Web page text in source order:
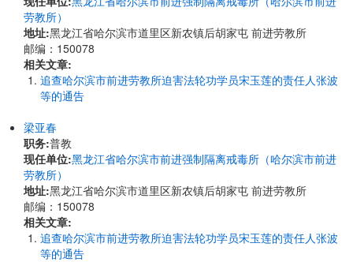
劳教所）
地址:黑龙江省哈尔滨市道里区新农镇后胡家屯 前进劳教所
邮编：150078
相关文章:
追查哈尔滨市前进劳教所迫害法轮功学员宋玉莲的责任人张波
等的通告
梁亚春
职务:普教
现任单位:黑龙江省哈尔滨市前进强制隔离戒毒所（哈尔滨市前进
劳教所）
地址:黑龙江省哈尔滨市道里区新农镇后胡家屯 前进劳教所
邮编：150078
相关文章:
追查哈尔滨市前进劳教所迫害法轮功学员宋玉莲的责任人张波
等的通告